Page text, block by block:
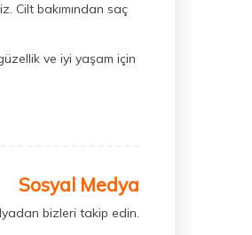
Cilt bakımından saç
ve iyi yaşam için
Sosyal Medya
bizleri takip edin.